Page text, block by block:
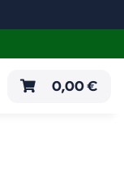
0,00 €